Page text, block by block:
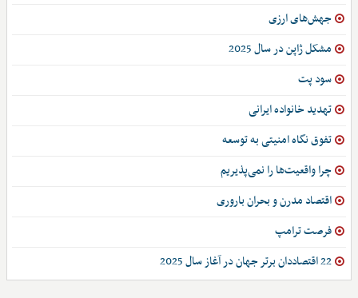
جهش‌های ارزی
مشکل ژاپن در سال 2025
سود پت
تهدید خانواده ایرانی
تفوق نگاه امنیتی به توسعه
چرا واقعیت‌­ها را نمی‌پذیریم
اقتصاد مدرن و بحران باروری
فرصت ترامپ
22 اقتصاددان برتر جهان در آغاز سال 2025